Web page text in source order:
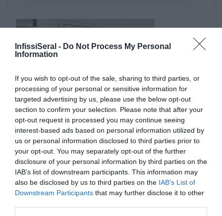
InfissiSeral - Do Not Process My Personal
Information
If you wish to opt-out of the sale, sharing to third parties, or
processing of your personal or sensitive information for
targeted advertising by us, please use the below opt-out
section to confirm your selection. Please note that after your
opt-out request is processed you may continue seeing
interest-based ads based on personal information utilized by
us or personal information disclosed to third parties prior to
your opt-out. You may separately opt-out of the further
disclosure of your personal information by third parties on the
IAB’s list of downstream participants. This information may
also be disclosed by us to third parties on the IAB’s List of
Downstream Participants that may further disclose it to other
La ventilazione del futuro Internorm
Gestione domotica Internorm